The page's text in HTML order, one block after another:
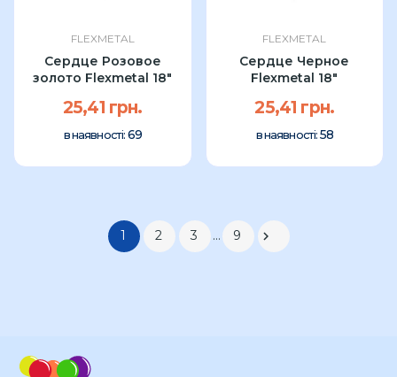
FLEXMETAL
Сердце Розовое
золото Flexmetal 18"
25,41 грн.
в наявності: 69
FLEXMETAL
Сердце Черное
Flexmetal 18″
25,41 грн.
в наявності: 58
1 2 3 … 9 